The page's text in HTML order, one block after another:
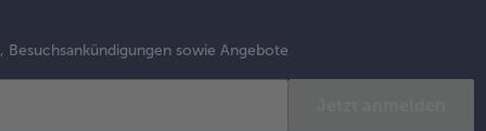
sowie Angebote